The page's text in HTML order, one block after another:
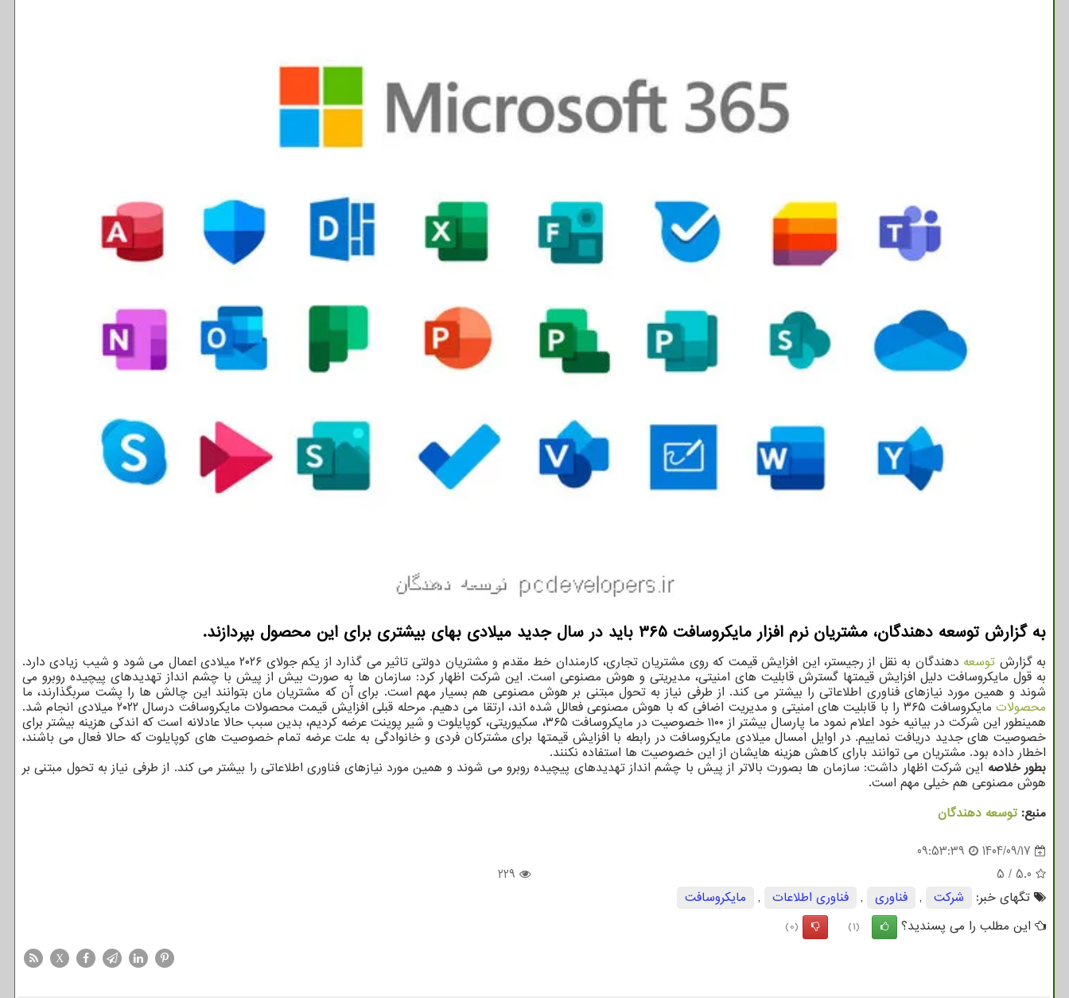
به گزارش توسعه دهندگان، مشتریان نرم افزار مایکروسافت ۳۶۵ باید در سال جدید میلادی بهای بیشتری برای این محصول بپردازند.
به گزارش توسعه دهندگان به نقل از رجیستر، این افزایش قیمت که روی مشتریان تجاری، کارمندان خط مقدم و مشتریان دولتی تاثیر می گذارد از یکم جولای ۲۰۲۶ میلادی اعمال می شود و شیب زیادی دارد.
به قول مایکروسافت دلیل افزایش قیمتها گسترش قابلیت های امنیتی، مدیریتی و هوش مصنوعی است. این شرکت اظهار کرد: سازمان ها به صورت بیش از پیش با چشم انداز تهدیدهای پیچیده روبرو می
شوند و همین مورد نیازهای فناوری اطلاعاتی را بیشتر می کند. از طرفی نیاز به تحول مبتنی بر هوش مصنوعی هم بسیار مهم است. برای آن که مشتریان مان بتوانند این چالش ها را پشت سربگذارند، ما
محصولات مایکروسافت ۳۶۵ را با قابلیت های امنیتی و مدیریت اضافی که با هوش مصنوعی فعالل شده اند، ارتقا می دهیم. مرحله قبلی افزایش قیمت محصولات مایکروسافت درسال ۲۰۲۲ میلادی انجام شد.
همینطور این شرکت در بیانیه خود اعلام نمود ما پارسال بیشتر از ۱۱۰۰ خصوصیت در مایکروسافت ۳۶۵، سکیوریتی، کوپایلوت و شیر پوینت عرضه کردیم، بدین سبب حالا عادلانه است که اندکی هزینه بیشتر برای
خصوصیت های جدید دریافت نماییم. در اوایل امسال میلادی مایکروسافت در رابطه با افزایش قیمتها برای مشترکان فردی و خانوادگی به علت عرضه تمام خصوصیت های کوپایلوت که حالا فعال می باشند،
اخطار داده بود. مشتریان می توانند بارای کاهش هزینه هایشان از این خصوصیت ها استفاده نکنند.
بطور خلاصه این شرکت اظهار داشت: سازمان ها بصورت بالاتر از پیش با چشم انداز تهدیدهای پیچیده روبرو می شوند و همین مورد نیازهای فناوری اطلاعاتی را بیشتر می کند. از طرفی نیاز به تحول مبتنی بر
هوش مصنوعی هم خیلی مهم است.
منبع: توسعه دهندگان
1404/09/17
09:53:39
5.0
/
5
229
تگهای خبر:
شركت , فناوری , فناوری اطلاعات ,
مایكروسافت
این مطلب را می پسندید؟
(1)
(0)
X